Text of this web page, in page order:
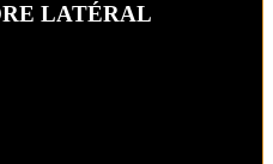
LATÉRAL